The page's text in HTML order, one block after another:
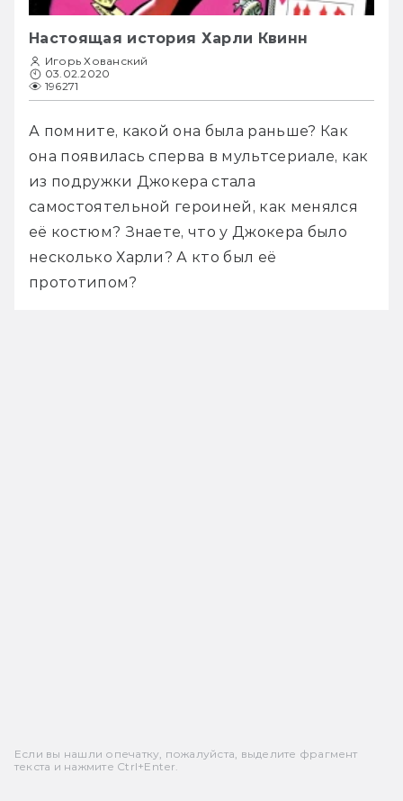
Настоящая история Харли Квинн
Игорь Хованский
03.02.2020
196271
А помните, какой она была раньше? Как
она появилась сперва в мультсериале, как
из подружки Джокера стала
самостоятельной героиней, как менялся
её костюм? Знаете, что у Джокера было
несколько Харли? А кто был её
прототипом?
Если вы нашли опечатку, пожалуйста, выделите фрагмент
текста и нажмите Ctrl+Enter.